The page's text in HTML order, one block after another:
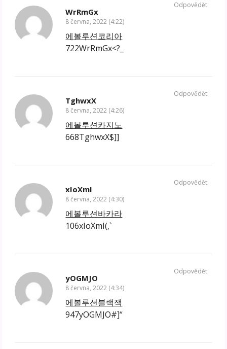
WrRmGx
8 června, 2022 (4:22)
에볼루션코리아
722WrRmGx<?_
Odpovědět
TghwxX
8 června, 2022 (4:26)
에볼루션카지노
668TghwxX$]]
Odpovědět
xIoXmI
8 června, 2022 (4:30)
에볼루션바카라
106xIoXmI(‚`
Odpovědět
yOGMJO
8 června, 2022 (4:34)
에볼루션블랙잭
947yOGMJO#]“
Odpovědět